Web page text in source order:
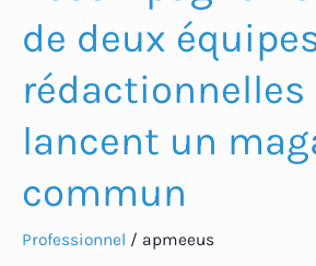
de deux
rédactionnelles
lancent un
commun
Professionnel / apmeeus